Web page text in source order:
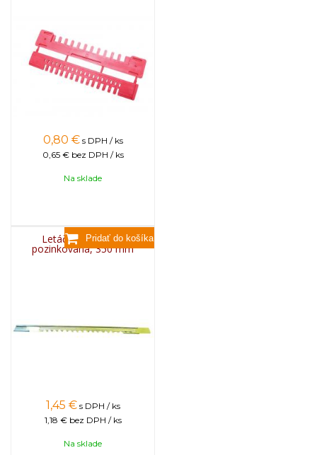
0,80 € s DPH / ks
0,65 € bez DPH / ks
Na sklade
Letáčová zábrana
pozinkovaná, 350 mm
1,45 € s DPH / ks
1,18 € bez DPH / ks
Na sklade